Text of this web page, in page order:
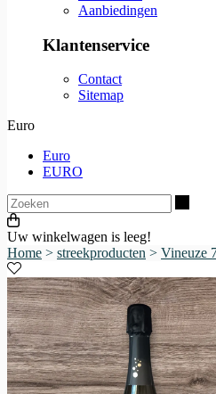
Aanbiedingen
Klantenservice
Contact
Sitemap
Euro
Euro
EURO
Uw winkelwagen is leeg!
Home > streekproducten > Vineuze